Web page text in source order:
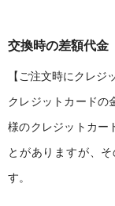
交換時の差額代金
【ご注文時にクレジ
クレジットカードの
様のクレジットカー
とがありますが、
す。